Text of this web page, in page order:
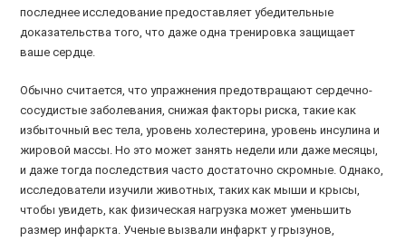
последнее исследование предоставляет убедительные
доказательства того, что даже одна тренировка защищает
ваше сердце.
Обычно считается, что упражнения предотвращают сердечно-
сосудистые заболевания, снижая факторы риска, такие как
избыточный вес тела, уровень холестерина, уровень инсулина и
жировой массы. Но это может занять недели или даже месяцы,
и даже тогда последствия часто достаточно скромные. Однако,
исследователи изучили животных, таких как мыши и крысы,
чтобы увидеть, как физическая нагрузка может уменьшить
размер инфаркта. Ученые вызвали инфаркт у грызунов,